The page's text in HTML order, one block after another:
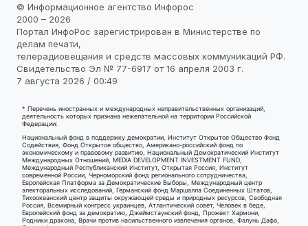
© Информационное агентство Инфорос
2000 – 2026
Портал ИнфоРос зарегистрирован в Министерстве по
делам печати,
телерадиовещания и средств массовых коммуникаций РФ.
Свидетельство Эл № 77-6917 от 16 апреля 2003 г.
7 августа 2026 / 00:49